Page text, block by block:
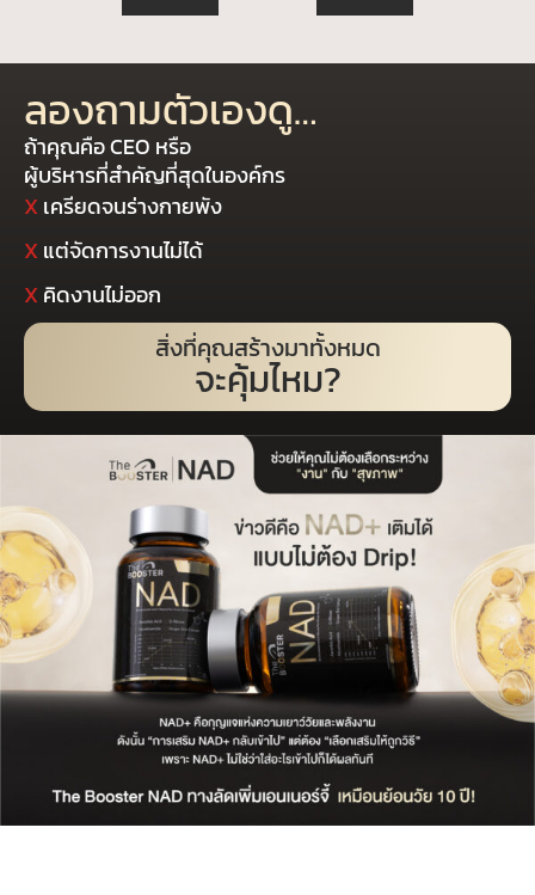
ลองถามตัวเองดู…
ถ้าคุณคือ CEO หรือ
ผู้บริหารที่สำคัญที่สุดในองค์กร
X เครียดจนร่างกายพัง
X แต่จัดการงานไม่ได้
X คิดงานไม่ออก
สิ่งที่คุณสร้างมาทั้งหมด
จะคุ้มไหม?